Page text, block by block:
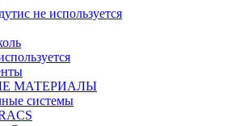
не используется
МАТЕРИАЛЫ
системы